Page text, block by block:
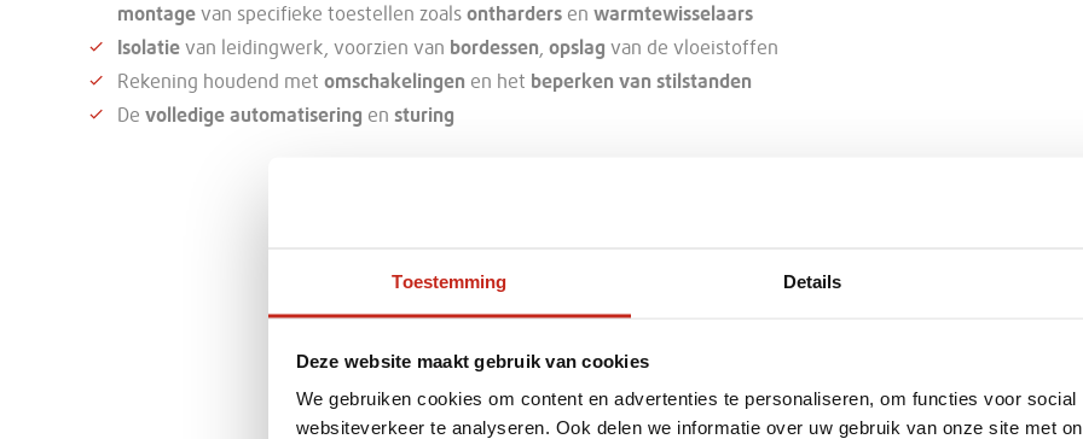
Toestemming Details
Deze website maakt gebruik van cookies
We gebruiken cookies om content en advertenties te personaliseren, om functies voor
websiteverkeer te analyseren. Ook delen we informatie over uw gebruik van onze site met
montagevan specifieke toestellen zoalsontharders en warmtewisselaars
Isolatievan leidingwerk, voorzien van bordessen, opslag van de vloeistoffen
Rekening houdend met omschakelingen en het beperken van stilstanden
De volledige automatisering en sturing
Meer weten over piping?
Krijg meer informatie of vraag een vrijblijvende offerte aan.